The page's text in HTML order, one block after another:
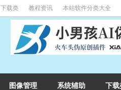
下载类 教程资讯 本站软件分类大全
图像管理 系统辅助 下载